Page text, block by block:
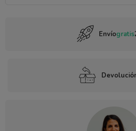
Envíogratis